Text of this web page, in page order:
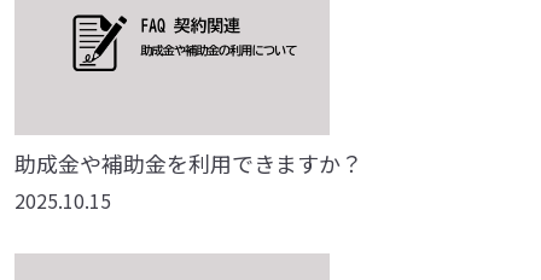
助成金や補助金を利用できますか？
2025.10.15